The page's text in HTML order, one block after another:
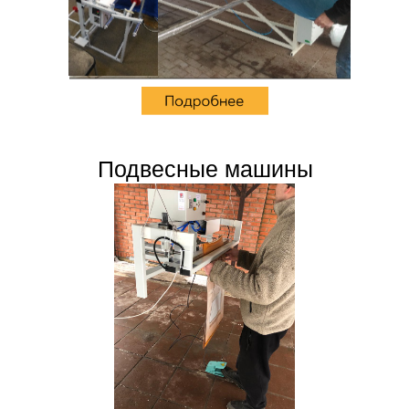
Подвесные машины